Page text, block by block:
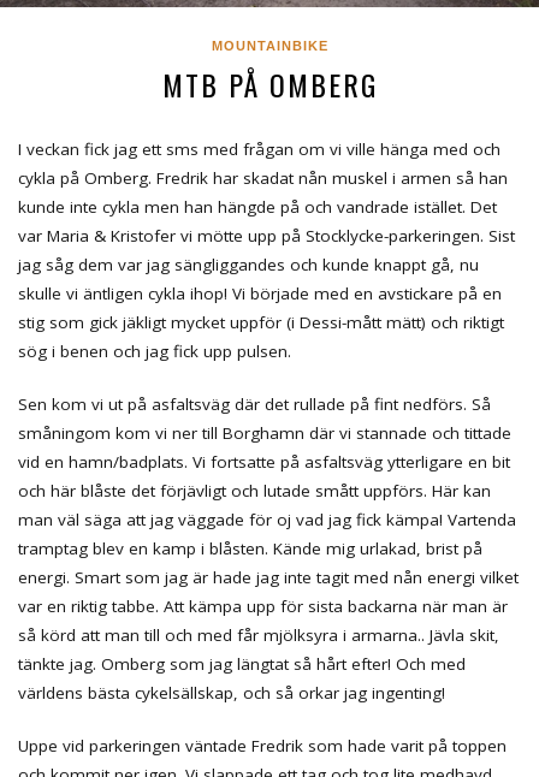
MOUNTAINBIKE
MTB PÅ OMBERG
I veckan fick jag ett sms med frågan om vi ville hänga med och
cykla på Omberg. Fredrik har skadat nån muskel i armen så han
kunde inte cykla men han hängde på och vandrade istället. Det
var Maria & Kristofer vi mötte upp på Stocklycke-parkeringen. Sist
jag såg dem var jag sängliggandes och kunde knappt gå, nu
skulle vi äntligen cykla ihop! Vi började med en avstickare på en
stig som gick jäkligt mycket uppför (i Dessi-mått mätt) och riktigt
sög i benen och jag fick upp pulsen.
Sen kom vi ut på asfaltsväg där det rullade på fint nedförs. Så
småningom kom vi ner till Borghamn där vi stannade och tittade
vid en hamn/badplats. Vi fortsatte på asfaltsväg ytterligare en bit
och här blåste det förjävligt och lutade smått uppförs. Här kan
man väl säga att jag väggade för oj vad jag fick kämpa! Vartenda
tramptag blev en kamp i blåsten. Kände mig urlakad, brist på
energi. Smart som jag är hade jag inte tagit med nån energi vilket
var en riktig tabbe. Att kämpa upp för sista backarna när man är
så körd att man till och med får mjölksyra i armarna.. Jävla skit,
tänkte jag. Omberg som jag längtat så hårt efter! Och med
världens bästa cykelsällskap, och så orkar jag ingenting!
Uppe vid parkeringen väntade Fredrik som hade varit på toppen